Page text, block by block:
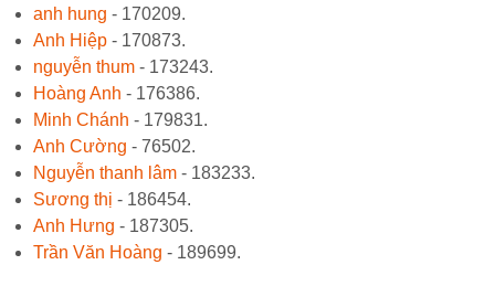
anh hung - 170209.
Anh Hiệp - 170873.
nguyễn thum - 173243.
Hoàng Anh - 176386.
Minh Chánh - 179831.
Anh Cường - 76502.
Nguyễn thanh lâm - 183233.
Sương thị - 186454.
Anh Hưng - 187305.
Trần Văn Hoàng - 189699.